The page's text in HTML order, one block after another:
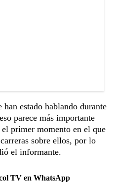
estado hablando durante
parece más importante
primer momento en el que
sobre ellos, por lo
el informante.
TV en WhatsApp